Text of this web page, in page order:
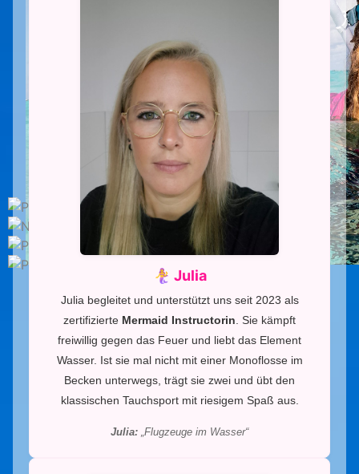
🧜‍♀️ Julia
Julia begleitet und unterstützt uns seit 2023 als
zertifizierte Mermaid Instructorin . Sie kämpft
freiwillig gegen das Feuer und liebt das Element
Wasser. Ist sie mal nicht mit einer Monoflosse im
Becken unterwegs, trägt sie zwei und übt den
klassischen Tauchsport mit riesigem Spaß aus.
Julia: „Flugzeuge im Wasser“